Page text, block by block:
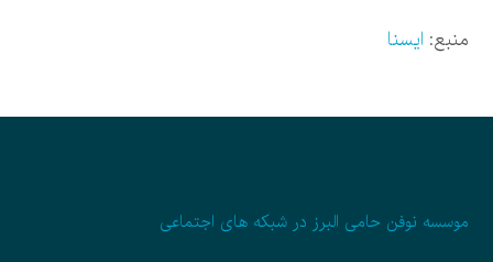
منبع: ایسنا
موسسه نوفن حامی البرز در شبکه های اجتماعی